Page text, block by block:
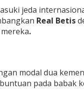
jeda
Real Betis
.
modal dua
pada babak